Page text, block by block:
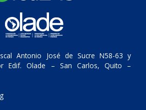
Antonio José de Sucre N58-63 y
Edif. Olade – San Carlos, Quito –